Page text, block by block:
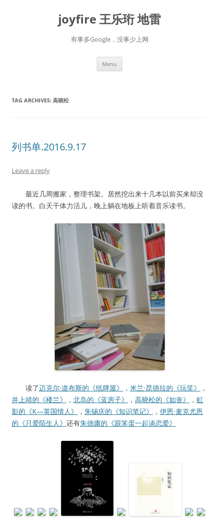
joyfire 王乐珩 地雷
有事多Google，没事少上网
Menu
TAG ARCHIVES: 高晓松
列书单.2016.9.17
Leave a reply
最近几周搬家，整理书架。居然挖出来十几本以前买来却没
读的书。白天干体力活儿，晚上躺在地板上听着音乐读书。
读了迈克尔·道布斯的《纸牌屋》 ， 米兰·昆德拉的《玩笑》
，
井上靖的《楼兰》
， 北岛的《蓝房子》 ， 高晓松的《如丧》 ， 虹
影的《K—英国情人》
， 朱锡庆的《知识笔记》 ， 伊恩·麦克尤恩
的《只爱陌生人》 还有朱德庸的《跟笨蛋一起谈恋爱》